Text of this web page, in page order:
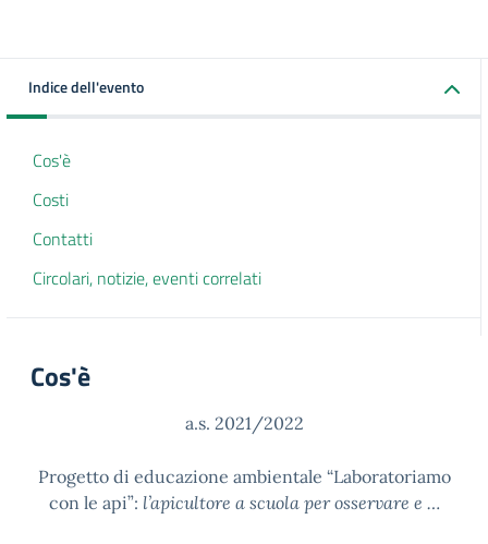
Indice dell'evento
Cos'è
Costi
Contatti
Circolari, notizie, eventi correlati
Cos'è
a.s. 2021/2022
Progetto di educazione ambientale “Laboratoriamo
con le api”: l’apicultore a scuola per osservare e …